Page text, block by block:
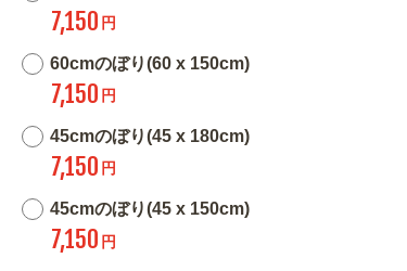
7,150 円
60cmのぼり(60 x 150cm)
7,150 円
45cmのぼり(45 x 180cm)
7,150 円
45cmのぼり(45 x 150cm)
7,150 円